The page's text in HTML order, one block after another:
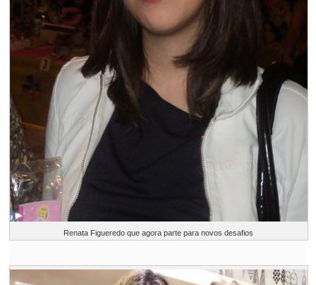
Renata Figueredo que agora parte para novos desafios